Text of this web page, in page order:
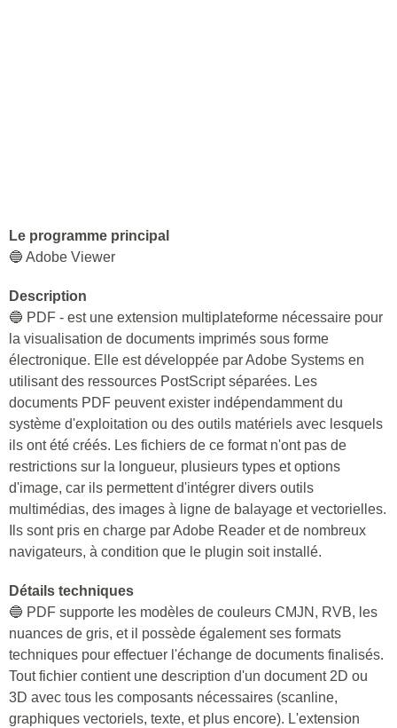
Le programme principal
🔵 Adobe Viewer
Description
🔵 PDF - est une extension multiplateforme nécessaire pour
la visualisation de documents imprimés sous forme
électronique. Elle est développée par Adobe Systems en
utilisant des ressources PostScript séparées. Les
documents PDF peuvent exister indépendamment du
système d'exploitation ou des outils matériels avec lesquels
ils ont été créés. Les fichiers de ce format n'ont pas de
restrictions sur la longueur, plusieurs types et options
d'image, car ils permettent d'intégrer divers outils
multimédias, des images à ligne de balayage et vectorielles.
Ils sont pris en charge par Adobe Reader et de nombreux
navigateurs, à condition que le plugin soit installé.
Détails techniques
🔵 PDF supporte les modèles de couleurs CMJN, RVB, les
nuances de gris, et il possède également ses formats
techniques pour effectuer l'échange de documents finalisés.
Tout fichier contient une description d'un document 2D ou
3D avec tous les composants nécessaires (scanline,
graphiques vectoriels, texte, et plus encore). L'extension